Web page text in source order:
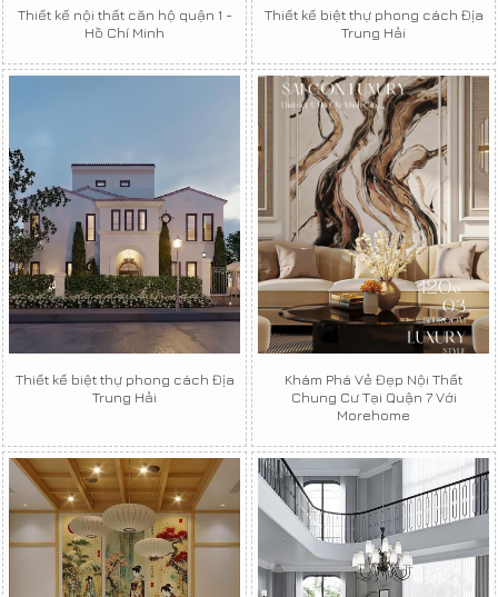
Thiết kế nội thất căn hộ quận 1 -
Hồ Chí Minh
Thiết kế biệt thự phong cách Địa
Trung Hải
Thiết kế biệt thự phong cách Địa
Trung Hải
Khám Phá Vẻ Đẹp Nội Thất
Chung Cư Tại Quận 7 Với
Morehome